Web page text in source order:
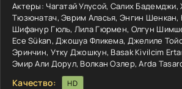
Актеры: Чагатай Улусой, Салих
Тюзюнатач, Эврим Аласья, Энгин Шенкан,
Шифанур Гюль, Лила Гюрмен, Олгун
Ece Sükan, Джошуа Фликема, Джелиле
Эринчин, Утку Джошкун, Basak Kivilcim
Эмир Али Дорул, Волкан Озлер, Arda
Качество: HD